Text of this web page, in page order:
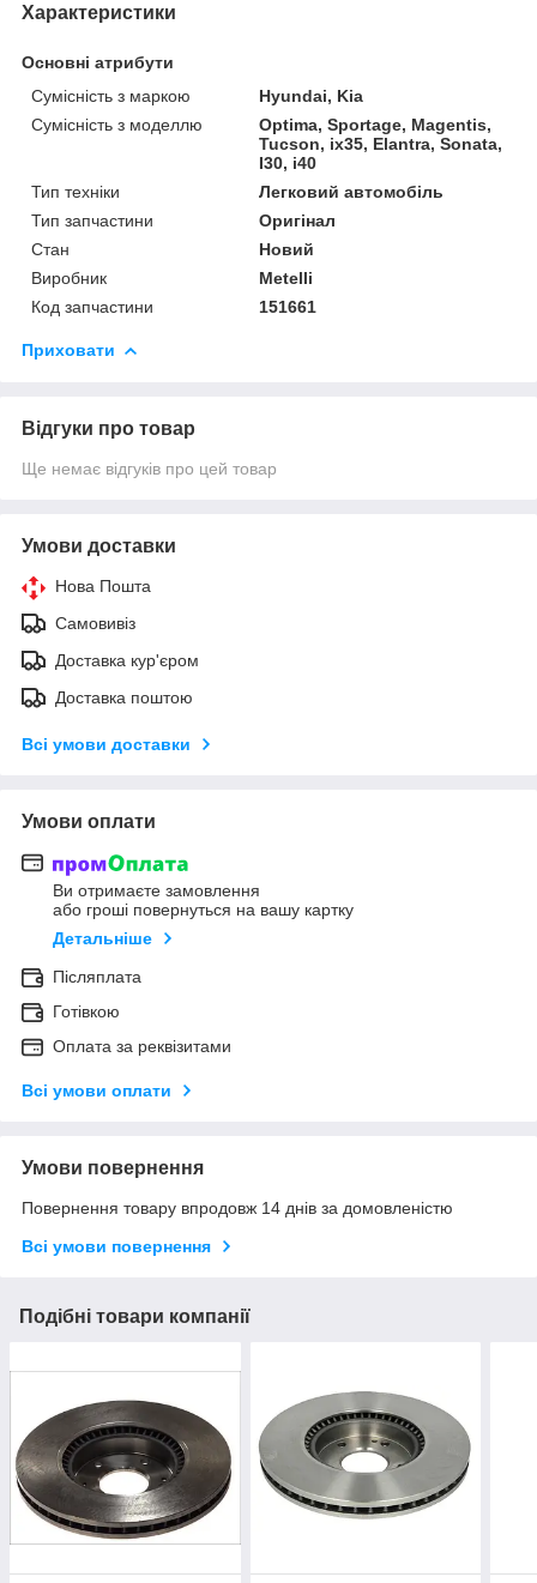
Характеристики
Основні атрибути
Сумісність з маркою
Hyundai, Kia
Сумісність з моделлю
Optima, Sportage, Magentis,
Tucson, ix35, Elantra, Sonata,
I30, i40
Тип техніки
Легковий автомобіль
Тип запчастини
Оригінал
Стан
Новий
Виробник
Metelli
Код запчастини
151661
Приховати
Відгуки про товар
Ще немає відгуків про цей товар
Умови доставки
Нова Пошта
Самовивіз
Доставка кур'єром
Доставка поштою
Всі умови доставки
Умови оплати
Ви отримаєте замовлення
або гроші повернуться на вашу картку
Детальніше
Післяплата
Готівкою
Оплата за реквізитами
Всі умови оплати
Умови повернення
Повернення товару впродовж 14 днів за домовленістю
Всі умови повернення
Подібні товари компанії